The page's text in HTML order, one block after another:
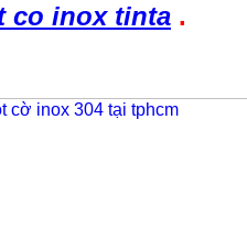
co inox tinta .